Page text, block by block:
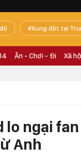
Xung đột tại
Ăn - Chơi - Đi Xã
lo ngại
Anh